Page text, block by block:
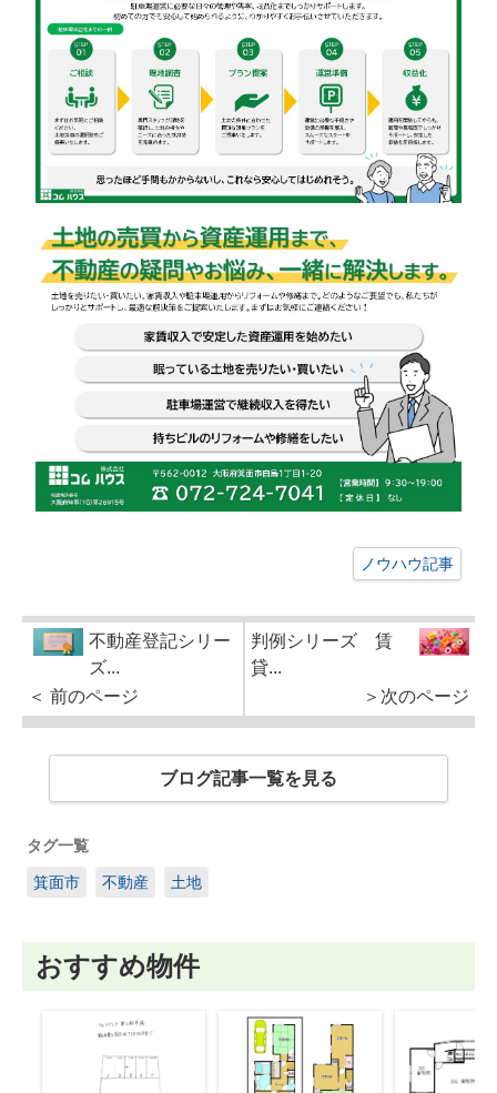
ノウハウ記事
不動産登記シリー
ズ...
＜ 前のページ
判例シリーズ 賃
貸...
＞次のページ
ブログ記事一覧を見る
タグ一覧
箕面市 不動産 土地
おすすめ物件